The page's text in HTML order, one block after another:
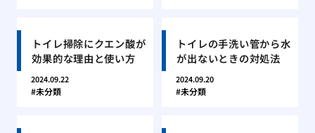
トイレ掃除にクエン酸が
効果的な理由と使い方
2024.09.22
未分類
トイレの手洗い管から水
が出ないときの対処法
2024.09.20
未分類